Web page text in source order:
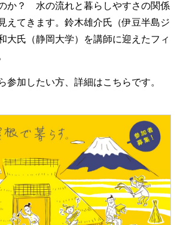
か？ 水の流れと暮らしやすさの関係
えてきます。鈴木雄介氏（伊豆半島ジ
大氏（静岡大学）を講師に迎えたフィ
参加したい方、詳細はこちらです。